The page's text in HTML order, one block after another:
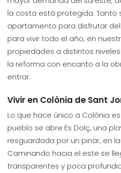
la costa está protegida. Tanto
apartamento para disfrutar
para vivir todo el año, en
propiedades a distintos
la reforma con encanto a la
entrar.
Vivir en Colònia de Sant
Lo que hace único a Colònia
pueblo se abre Es Dolç, una
resguardada por un pinar, en
Caminando hacia el este se
transparentes y poca